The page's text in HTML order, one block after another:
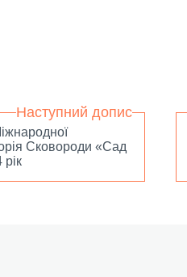
Наступний допис
Сковороди «Сад